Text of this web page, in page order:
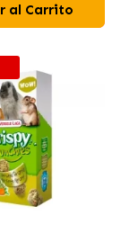
al Carrito